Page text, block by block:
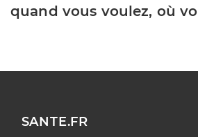
quand vous voulez, où
SANTE.FR